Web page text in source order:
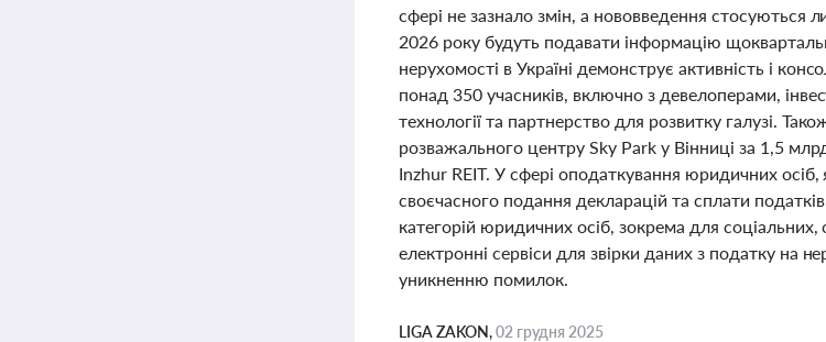
сфері не зазнало змін, а нововведення стосуються
2026 року будуть подавати інформацію
нерухомості в Україні демонструє активність і
понад 350 учасників, включно з девелоперами,
технології та партнерство для розвитку галузі.
розважального центру Sky Park у Вінниці за 1,5
Inzhur REIT. У сфері оподаткування юридичних
своєчасного подання декларацій та сплати
категорій юридичних осіб, зокрема для
електронні сервіси для звірки даних з податку на
уникненню помилок.
LIGA ZAKON,02 грудня 2025